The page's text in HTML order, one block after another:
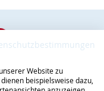
Website zu
beispielsweise dazu,